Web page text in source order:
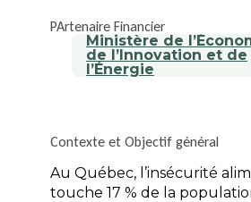
PArtenaire Financier
Ministère de
de l’Innovation et de
l’Énergie
Contexte et Objectif général
Au Québec, l’insécurité
touche 17 % de la